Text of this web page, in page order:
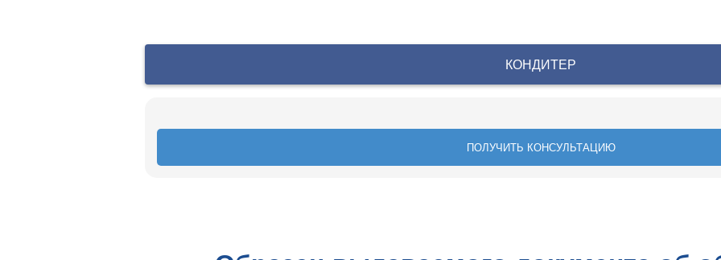
КОНДИТЕР
ПОЛУЧИТЬ КОНСУЛЬТАЦИЮ